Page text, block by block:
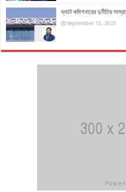
ভ্যাট কমিশনারের দুর্নীতির
September 15, 2025